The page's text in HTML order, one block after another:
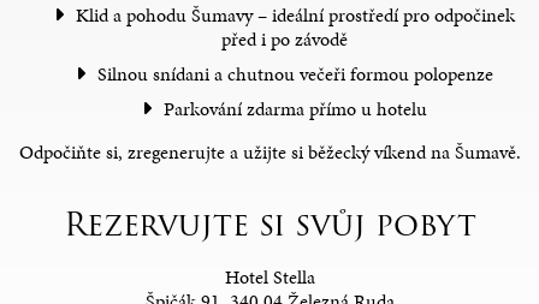
Klid a pohodu Šumavy – ideální prostředí pro odpočinek
před i po závodě
Silnou snídani a chutnou večeři formou polopenze
Parkování zdarma přímo u hotelu
Odpočiňte si, zregenerujte a užijte si běžecký víkend na Šumavě.
Rezervujte si svůj pobyt
Hotel Stella